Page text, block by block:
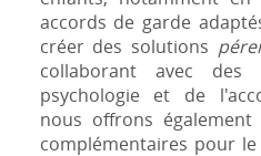
accords de garde
créer des solutions
collaborant avec des
psychologie et de
nous offrons
complémentaires pour